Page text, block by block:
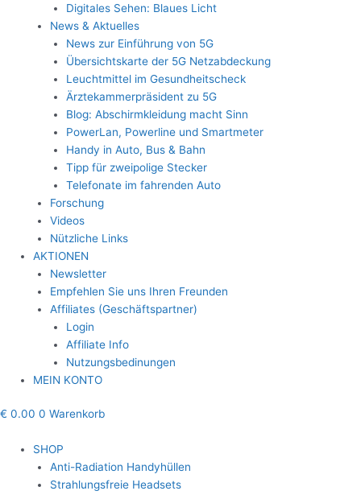
Digitales Sehen: Blaues Licht
News & Aktuelles
News zur Einführung von 5G
Übersichtskarte der 5G Netzabdeckung
Leuchtmittel im Gesundheitscheck
Ärztekammerpräsident zu 5G
Blog: Abschirmkleidung macht Sinn
PowerLan, Powerline und Smartmeter
Handy in Auto, Bus & Bahn
Tipp für zweipolige Stecker
Telefonate im fahrenden Auto
Forschung
Videos
Nützliche Links
AKTIONEN
Newsletter
Empfehlen Sie uns Ihren Freunden
Affiliates (Geschäftspartner)
Login
Affiliate Info
Nutzungsbedinungen
MEIN KONTO
€ 0.00 0 Warenkorb
SHOP
Anti-Radiation Handyhüllen
Strahlungsfreie Headsets